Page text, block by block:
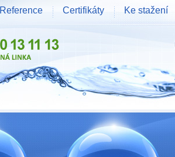
Reference Certifikáty Ke stažení